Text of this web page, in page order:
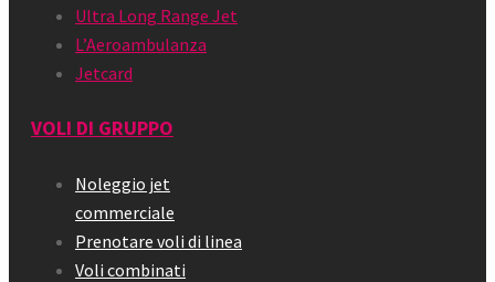
Ultra Long Range Jet
L’Aeroambulanza
Jetcard
VOLI DI GRUPPO
Noleggio jet
commerciale
Prenotare voli di linea
Voli combinati